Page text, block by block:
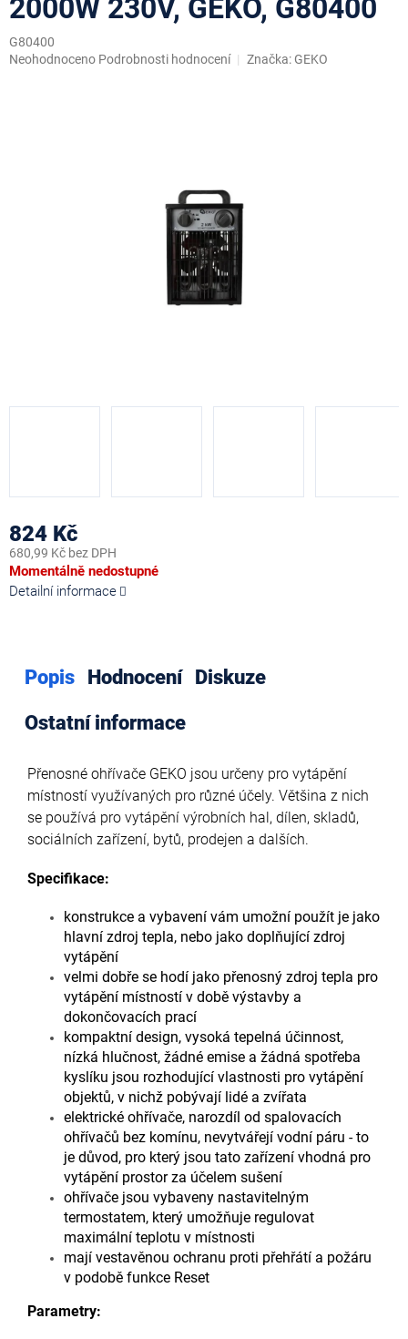
2000W 230V, GEKO, G80400
G80400
Průměrné
Neohodnoceno Podrobnosti hodnocení Značka: GEKO
824 Kč
680,99 Kč bez DPH
Měrná
cena:
Momentálně nedostupné
Detailní informace
Popis Hodnocení
Diskuze
Ostatní informace
Přenosné ohřívače GEKO jsou určeny pro vytápění
místností využívaných pro různé účely. Většina z nich
se používá pro vytápění výrobních hal, dílen, skladů,
sociálních zařízení, bytů, prodejen a dalších.
Specifikace:
konstrukce a vybavení vám umožní použít je jako
hlavní zdroj tepla, nebo jako doplňující zdroj
vytápění
velmi dobře se hodí jako přenosný zdroj tepla pro
vytápění místností v době výstavby a
dokončovacích prací
kompaktní design, vysoká tepelná účinnost,
nízká hlučnost, žádné emise a žádná spotřeba
kyslíku jsou rozhodující vlastnosti pro vytápění
objektů, v nichž pobývají lidé a zvířata
elektrické ohřívače, narozdíl od spalovacích
ohřívačů bez komínu, nevytvářejí vodní páru - to
je důvod, pro který jsou tato zařízení vhodná pro
vytápění prostor za účelem sušení
ohřívače jsou vybaveny nastavitelným
termostatem, který umožňuje regulovat
maximální teplotu v místnosti
mají vestavěnou ochranu proti přehřátí a požáru
v podobě funkce Reset
Parametry: